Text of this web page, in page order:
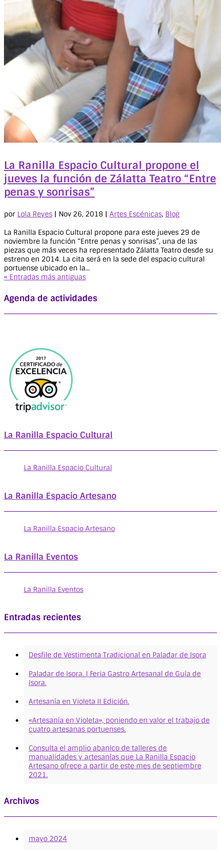
La Ranilla Espacio Cultural propone el
jueves la función de Zálatta Teatro “Entre
penas y sonrisas”
por Lola Reyes | Nov 26, 2018 | Artes Escénicas, Blog
La Ranilla Espacio Cultural propone para este jueves 29 de
noviembre la función “Entre penas y sonrisas”, una de las
piezas que más veces ha representado Zálatta Teatro desde su
estreno en 2014. La cita será en la sede del espacio cultural
portuense ubicado en la...
« Entradas más antiguas
Agenda de actividades
La Ranilla Espacio Cultural
La Ranilla Espacio Cultural
La Ranilla Espacio Artesano
La Ranilla Espacio Artesano
La Ranilla Eventos
La Ranilla Eventos
Entradas recientes
Desfile de Vestimenta Tradicional en Paladar de Isora
Paladar de Isora. I Feria Gastro Artesanal de Guía de
Isora.
Artesanía en Violeta II Edición.
«Artesanía en Violeta», poniendo en valor el trabajo de
cuatro artesanas portuenses.
Consulta el amplio abanico de talleres de
manualidades y artesanías que La Ranilla Espacio
Artesano ofrece a partir de este mes de septiembre
2021.
Archivos
mayo 2024